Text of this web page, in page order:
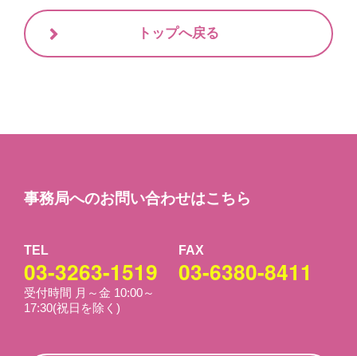
トップへ戻る
事務局へのお問い合わせはこちら
TEL
03-3263-1519
受付時間 月～金 10:00～
17:30(祝日を除く)
FAX
03-6380-8411